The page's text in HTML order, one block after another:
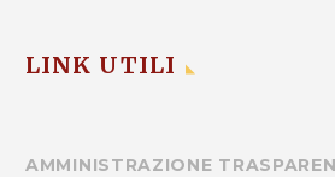
LINK UTILI
AMMINISTRAZIONE